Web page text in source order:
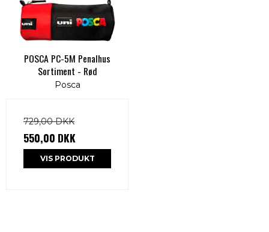
POSCA PC-5M Penalhus
Sortiment - Rød
Posca
729,00 DKK
550,00 DKK
VIS PRODUKT